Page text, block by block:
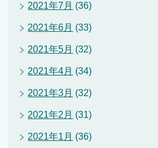
2021年7月 (36)
2021年6月 (33)
2021年5月 (32)
2021年4月 (34)
2021年3月 (32)
2021年2月 (31)
2021年1月 (36)